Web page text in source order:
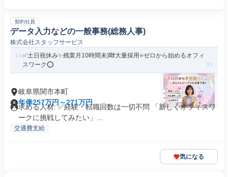
契約社員
データ入力などの一般事務(総務人事)
株式会社スタッフサービス
✅土日祝休み✨残業月10時間未満❗️大量採用⭐ゼロから始めるオフィ
スワーク⭕️
岐阜県関市本町
年俸257万円～271万円
求める人材: ✅経験・転職回数は一切不問 「新しくオフィスワ
ークに挑戦してみたい」...
交通費支給
気になる